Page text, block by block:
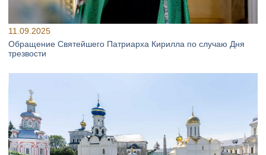
11.09.2025
Обращение Святейшего Патриарха Кирилла по случаю Дня
трезвости